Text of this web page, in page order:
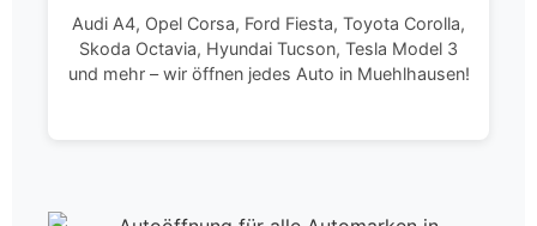
Audi A4, Opel Corsa, Ford Fiesta, Toyota Corolla,
Skoda Octavia, Hyundai Tucson, Tesla Model 3
und mehr – wir öffnen jedes Auto in Muehlhausen!